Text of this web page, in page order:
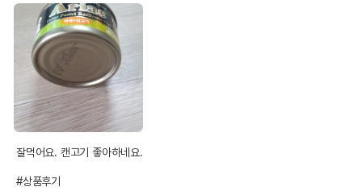
제조자,수입품의 경우
수입자를 함께 표기
AS책임자와 전화번호
또는 소비자상담 관련
전화번호
유통기한
잘먹어요. 캔고기 좋아하네요.
#상품후기